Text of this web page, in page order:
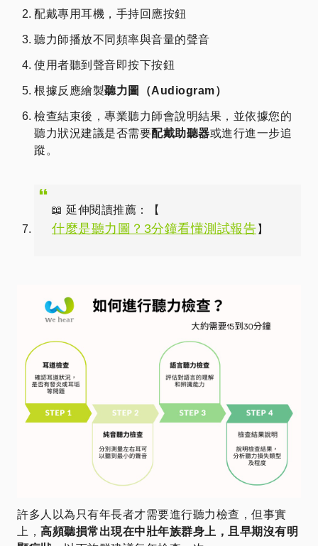
配戴專用耳機，手持回應按鈕
聽力師播放不同頻率與音量的聲音
使用者聽到聲音即按下按鈕
根據反應繪製聽力圖（Audiogram）
檢查結束後，專業聽力師會說明結果，並依據您的
聽力狀況建議是否需要配戴助聽器或進行進一步追
蹤。
📖 延伸閱讀推薦：【
什麼是聽力圖？3分鐘看懂測試報告 】
許多人以為只有年長者才需要進行聽力檢查，但事實
上， 高頻聽損常出現在中壯年族群身上，且早期沒有明